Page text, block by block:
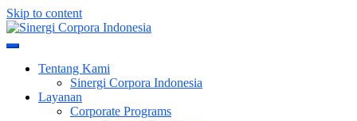
Skip to content
Sinergi Corpora Indonesia
Tentang Kami
Sinergi Corpora Indonesia
Layanan
Corporate Programs